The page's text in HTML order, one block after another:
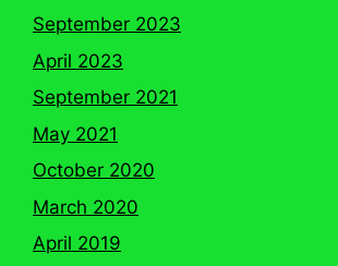
September 2023
April 2023
September 2021
May 2021
October 2020
March 2020
April 2019